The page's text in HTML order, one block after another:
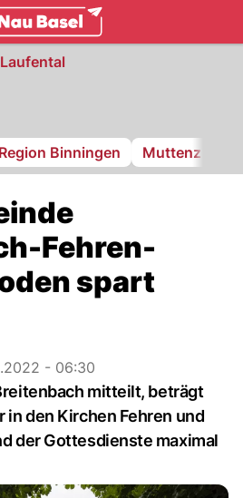
Laufental
Region Binningen Muttenz
Fehren-
spart
- 06:30
mitteilt, beträgt
in den Kirchen Fehren und
der Gottesdienste maximal